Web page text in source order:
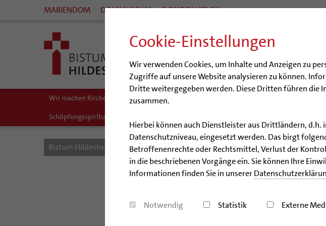
Cookie-Einstellungen
Wir verwenden Cookies, um Inhalte und Anzeigen zu
Zugriffe auf unsere Website analysieren zu können.
Dritte weitergegeben werden. Diese Dritten führen die
zusammen.
Hierbei können auch Dienstleister aus Drittländern, d.h.
Datenschutzniveau, eingesetzt werden. Das birgt
Betroffenenrechte oder Rechtsmittel, Verlust der
in die beschriebenen Vorgänge ein. Sie können Ihre
Informationen finden Sie in unserer
Notwendig Statistik Externe
MARIENDOM DOMMUSEUM DOMBIBLIOTHEK
BISTUM
Wir machen Kirche - schöpfungsgerecht
Schöpfungsspiritualität
Bistum Hildesheim Kirche & Gesellschaft Schöpfungsgerecht 2035
Und wie sieht